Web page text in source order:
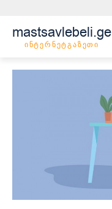
mastsavlebeli.ge
ინტერნეტგაზეთი